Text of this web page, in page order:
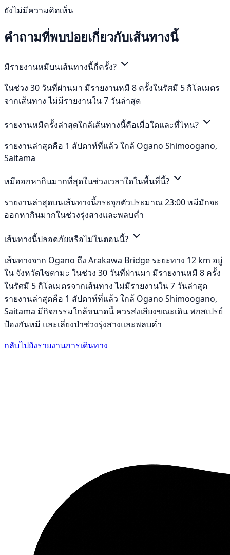
ยังไม่มีความคิดเห็น
คำถามที่พบบ่อยเกี่ยวกับเส้นทางนี้
มีรายงานหมีบนเส้นทางนี้กี่ครั้ง?
ในช่วง 30 วันที่ผ่านมา มีรายงานหมี 8 ครั้งในรัศมี 5 กิโลเมตร
จากเส้นทาง ไม่มีรายงานใน 7 วันล่าสุด
รายงานหมีครั้งล่าสุดใกล้เส้นทางนี้คือเมื่อใดและที่ไหน?
รายงานล่าสุดคือ 1 สัปดาห์ที่แล้ว ใกล้ Ogano Shimoogano,
Saitama
หมีออกหากินมากที่สุดในช่วงเวลาใดในพื้นที่นี้?
รายงานล่าสุดบนเส้นทางนี้กระจุกตัวประมาณ 23:00 หมีมักจะ
ออกหากินมากในช่วงรุ่งสางและพลบค่ำ
เส้นทางนี้ปลอดภัยหรือไม่ในตอนนี้?
เส้นทางจาก Ogano ถึง Arakawa Bridge ระยะทาง 12 km อยู่
ใน จังหวัดไซตามะ ในช่วง 30 วันที่ผ่านมา มีรายงานหมี 8 ครั้ง
ในรัศมี 5 กิโลเมตรจากเส้นทาง ไม่มีรายงานใน 7 วันล่าสุด
รายงานล่าสุดคือ 1 สัปดาห์ที่แล้ว ใกล้ Ogano Shimoogano,
Saitama มีกิจกรรมใกล้ขนาดนี้ ควรส่งเสียงขณะเดิน พกสเปรย์
ป้องกันหมี และเลี่ยงป่าช่วงรุ่งสางและพลบค่ำ
กลับไปยังรายงานการเดินทาง